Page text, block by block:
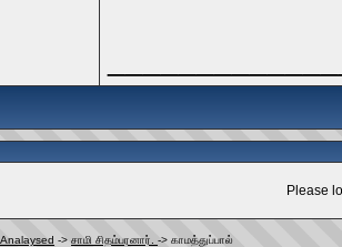
Please
-> சாமி சிதம்பரனார். -> காமத்துப்பால்‌